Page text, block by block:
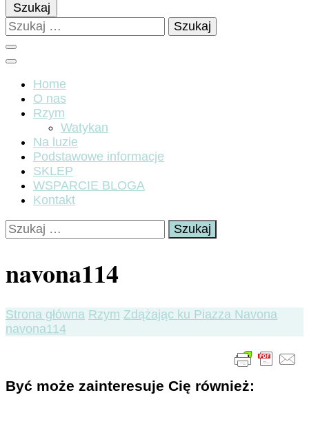
Szukaj
Szukaj:
Home
O nas
Rzym
Watykan
Na luzie
Podstawowe informacje
SKLEP
WSPARCIE BLOGA
Kontakt
Szukaj:
navona114
Strona główna Rzym Zdążając ku Piazza Navona
navona114
Być może zainteresuje Cię również: